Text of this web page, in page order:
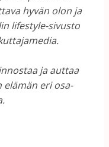
hyvän olon ja
lifestyle-sivusto
ja auttaa
elämän eri osa-